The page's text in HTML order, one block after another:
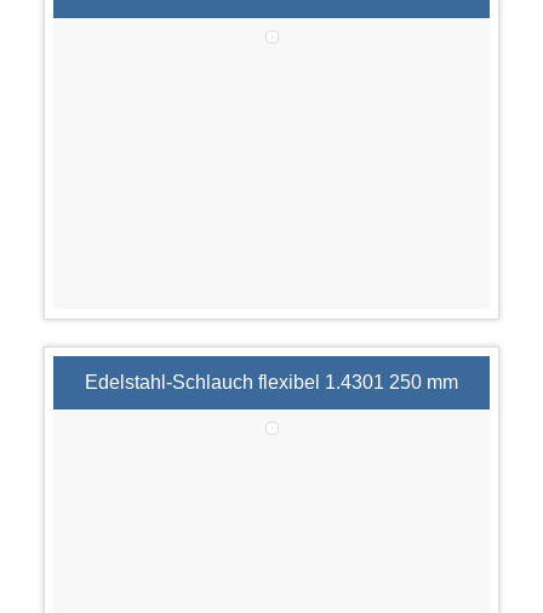
Edelstahl-Schlauch flexibel 1.4301 250 mm